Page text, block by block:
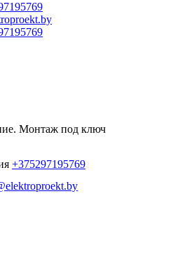
Монтаж под ключ
+375297195769